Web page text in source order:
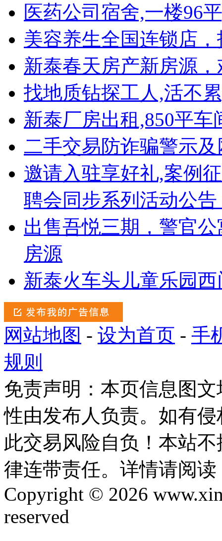
医药公司宿舍,一楼96
美容养生全国连锁店
新泰春天房产新房源
找地质钻探工人,活不
新泰厂房出租,850平
二手交易防诈骗警示
邀请入驻享好礼,案例
聘会同步系列活动公
出售吾悦三期，警官
房源
新泰火车头儿童乐园
网站地图 - 设为首页 - 手
规则
免责声明：本页信息图
性由发布人负责。如有
此交易风险自负！本站
律连带责任。详情请阅读
Copyright © 2026
reserved